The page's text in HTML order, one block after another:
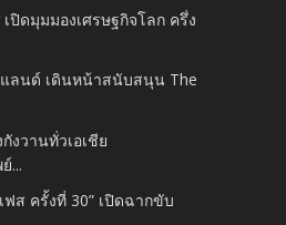
เปิดมุมมองเศรษฐกิจโลก ครึ่ง
แลนด์ เดินหน้าสนับสนุน The
งวานทั่วเอเชีย
...
ส ครั้งที่ 30” เปิดฉากขับ